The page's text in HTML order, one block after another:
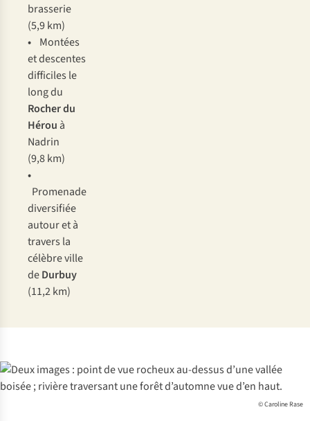
brasserie
(5,9 km)
• Montées
et descentes
difficiles le
long du
Rocher du
Hérou à
Nadrin
(9,8 km)
•
Promenade
diversifiée
autour et à
travers la
célèbre ville
deDurbuy
(11,2 km)
© Caroline Rase